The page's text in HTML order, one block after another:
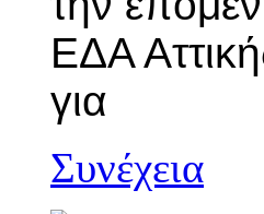
ΕΔΑ
για
Συνέχεια